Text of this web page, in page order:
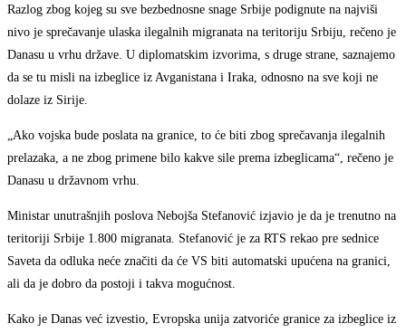
Razlog zbog kojeg su sve bezbednosne snage Srbije podignute na najviši
nivo je sprečavanje ulaska ilegalnih migranata na teritoriju Srbiju, rečeno je
Danasu u vrhu države. U diplomatskim izvorima, s druge strane, saznajemo
da se tu misli na izbeglice iz Avganistana i Iraka, odnosno na sve koji ne
dolaze iz Sirije.
„Ako vojska bude poslata na granice, to će biti zbog sprečavanja ilegalnih
prelazaka, a ne zbog primene bilo kakve sile prema izbeglicama“, rečeno je
Danasu u državnom vrhu.
Ministar unutrašnjih poslova Nebojša Stefanović izjavio je da je trenutno na
teritoriji Srbije 1.800 migranata. Stefanović je za RTS rekao pre sednice
Saveta da odluka neće značiti da će VS biti automatski upućena na granici,
ali da je dobro da postoji i takva mogućnost.
Kako je Danas već izvestio, Evropska unija zatvoriće granice za izbeglice iz